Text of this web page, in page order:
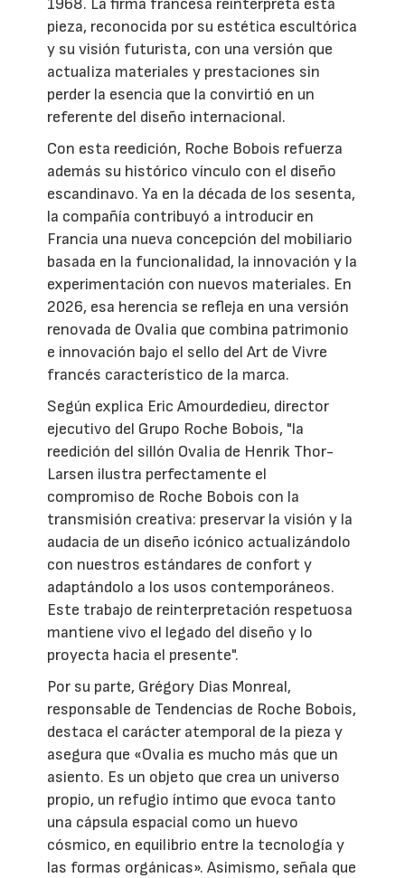
1968. La firma francesa reinterpreta esta
pieza, reconocida por su estética escultórica
y su visión futurista, con una versión que
actualiza materiales y prestaciones sin
perder la esencia que la convirtió en un
referente del diseño internacional.
Con esta reedición, Roche Bobois refuerza
además su histórico vínculo con el diseño
escandinavo. Ya en la década de los sesenta,
la compañía contribuyó a introducir en
Francia una nueva concepción del mobiliario
basada en la funcionalidad, la innovación y la
experimentación con nuevos materiales. En
2026, esa herencia se refleja en una versión
renovada de Ovalia que combina patrimonio
e innovación bajo el sello del Art de Vivre
francés característico de la marca.
Según explica Eric Amourdedieu, director
ejecutivo del Grupo Roche Bobois, "la
reedición del sillón Ovalia de Henrik Thor-
Larsen ilustra perfectamente el
compromiso de Roche Bobois con la
transmisión creativa: preservar la visión y la
audacia de un diseño icónico actualizándolo
con nuestros estándares de confort y
adaptándolo a los usos contemporáneos.
Este trabajo de reinterpretación respetuosa
mantiene vivo el legado del diseño y lo
proyecta hacia el presente".
Por su parte, Grégory Dias Monreal,
responsable de Tendencias de Roche Bobois,
destaca el carácter atemporal de la pieza y
asegura que «Ovalia es mucho más que un
asiento. Es un objeto que crea un universo
propio, un refugio íntimo que evoca tanto
una cápsula espacial como un huevo
cósmico, en equilibrio entre la tecnología y
las formas orgánicas». Asimismo, señala que